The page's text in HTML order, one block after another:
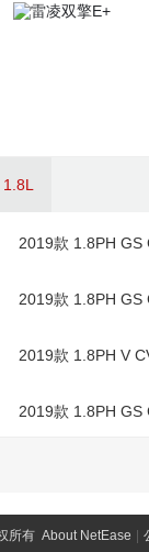
1.8L
2019款 1.8PH GS
2019款 1.8PH GS
2019款 1.8PH V
2019款 1.8PH GS
所有 About NetEase